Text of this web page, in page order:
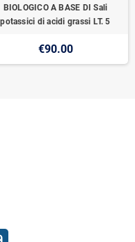
BIOLOGICO A BASE DI Sali
potassici di acidi grassi LT. 5
€90.00